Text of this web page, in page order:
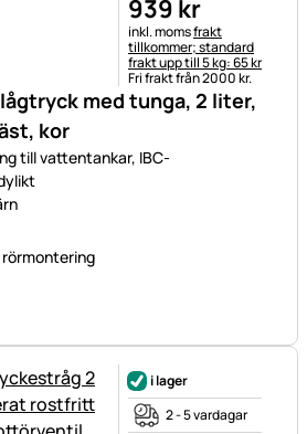
med tunga, 2 liter,
kor
till vattentankar, IBC-
rörmontering
939 kr
Skatteinformation:
inkl. momsfrakt
tillkommer; standard
frakt upp till 5 kg: 65 kr
Fri frakt från 2000 kr.
i lager
2 - 5 vardagar